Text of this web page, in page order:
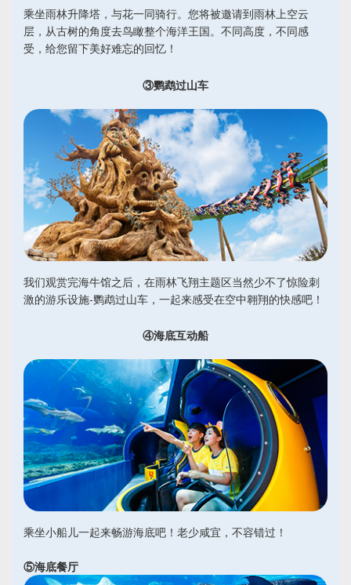
乘坐雨林升降塔，与花一同骑行。您将被邀请到雨林上空云
层，从古树的角度去鸟瞰整个海洋王国。不同高度，不同感
受，给您留下美好难忘的回忆！
③鹦鹉过山车
我们观赏完海牛馆之后，在雨林飞翔主题区当然少不了惊险刺
激的游乐设施-鹦鹉过山车，一起来感受在空中翱翔的快感吧！
④海底互动船
乘坐小船儿一起来畅游海底吧！老少咸宜，不容错过！
⑤海底餐厅